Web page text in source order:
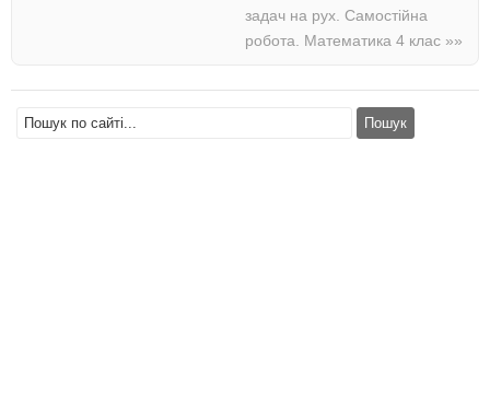
задач на рух. Самостійна
робота. Математика 4 клас »»